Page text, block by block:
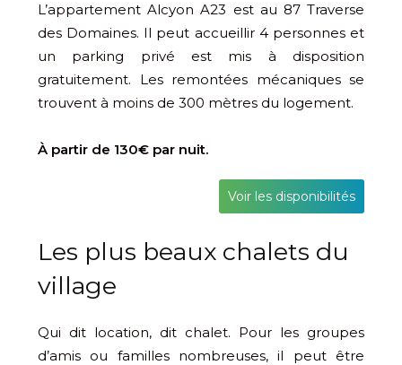
L’appartement Alcyon A23 est au 87 Traverse
des Domaines. Il peut accueillir 4 personnes et
un parking privé est mis à disposition
gratuitement. Les remontées mécaniques se
trouvent à moins de 300 mètres du logement.
À partir de 130€ par nuit.
Voir les disponibilités
Les plus beaux chalets du
village
Qui dit location, dit chalet. Pour les groupes
d’amis ou familles nombreuses, il peut être